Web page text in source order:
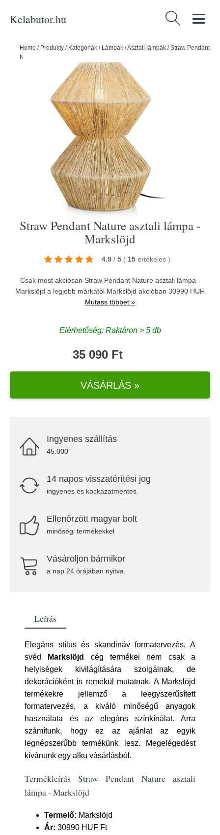
Kelabutor.hu Keresés:
Home / Produkty / Kategóriák / Lámpák /Asztali lámpák /Straw Pendant
Nature asztali lámpa - Markslöjd
Straw Pendant Nature asztali lámpa -
Markslöjd
4.9 / 5 ( 15 értékelés )
Csak most akciósan Straw Pendant Nature asztali lámpa -
Markslöjd a legjobb márkától Markslöjd akcióban 30990 HUF.
Mutass többet »
Elérhetőség: Raktáron > 5 db
35 090 Ft
VÁSÁRLÁS »
Ingyenes szállítás
45.000
14 napos visszatérítési jog
ingyenes és kockázatmentes
Ellenőrzött magyar bolt
minőségi termékekkel
Vásároljon bármikor
a nap 24 órájában nyitva
Leírás
Elegáns stílus és skandináv formatervezés. A
svéd
Markslöjd
cég termékei nem csak a
helyiségek kivilágítására szolgálnak, de
dekorációként is remekül mutatnak. A Markslöjd
termékekre jellemző a leegyszerűsített
formatervezés, a kiváló minőségű anyagok
használata és az elegáns színkínálat. Arra
számítunk, hogy ez az ajánlat az egyik
legnépszerűbb termékünk lesz. Megelégedést
kívánunk egy alku vásárlásból.
Termékleírás Straw Pendant Nature asztali
lámpa - Markslöjd
Termelő: Markslöjd
Ár: 30990 HUF Ft